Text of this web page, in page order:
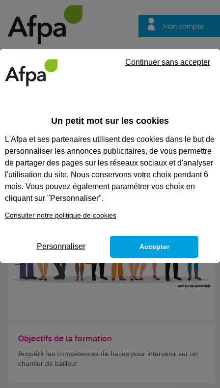
Mon compte
questions
CODES
GEEKS DU BÂTIMENT
Objectifs de la formation
Acquérir les compétences de bases pour intervenir sur un
chantier de bailleur
Un petit mot sur les cookies
L'Afpa et ses partenaires utilisent des cookies dans le but de
personnaliser les annonces publicitaires, de vous permettre
de partager des pages sur les réseaux sociaux et d'analyser
l'utilisation du site. Nous conservons votre choix pendant 6
mois. Vous pouvez également paramétrer vos choix en
cliquant sur "Personnaliser".
Consulter notre politique de cookies
Continuer sans accepter
Personnaliser Accepter